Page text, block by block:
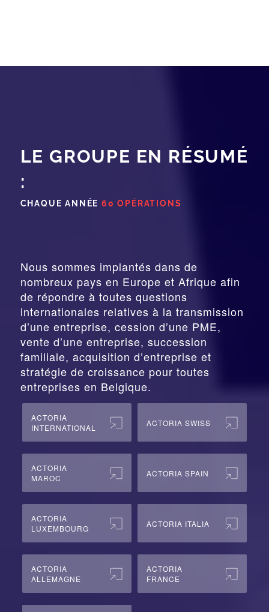
LE GROUPE EN RÉSUMÉ
:
CHAQUE ANNÉE 60 OPÉRATIONS
Nous sommes implantés dans de
nombreux pays en Europe et Afrique afin
de répondre à toutes questions
internationales relatives à la transmission
d’une entreprise, cession d’une PME,
vente d’une entreprise, succession
familiale, acquisition d’entreprise et
stratégie de croissance pour toutes
entreprises en Belgique.
ACTORIA
INTERNATIONAL
ACTORIA SWISS
ACTORIA
MAROC
ACTORIA SPAIN
ACTORIA
LUXEMBOURG
ACTORIA ITALIA
ACTORIA
ALLEMAGNE
ACTORIA
FRANCE